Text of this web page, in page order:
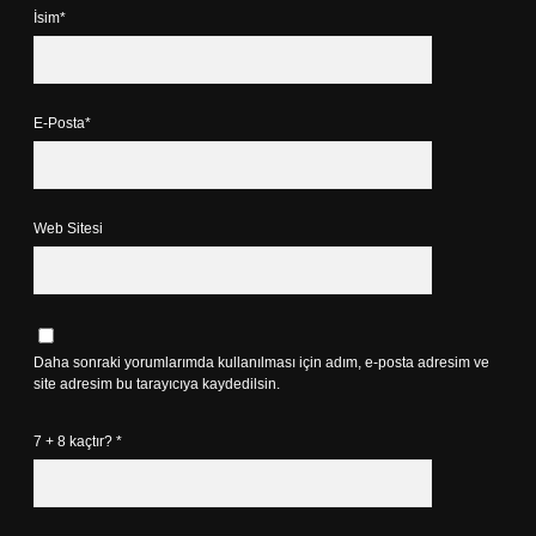
İsim*
E-Posta*
Web Sitesi
Daha sonraki yorumlarımda kullanılması için adım, e-posta adresim ve
site adresim bu tarayıcıya kaydedilsin.
7 + 8 kaçtır? *